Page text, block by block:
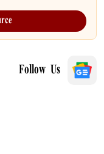
Follow Us